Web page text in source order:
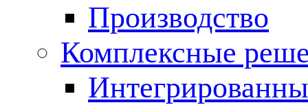
Производство
Комплексные